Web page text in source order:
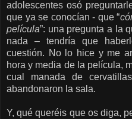
adolescentes osó
que ya se conocían - que “
película”: una pregunta a la
nada – tendría que
cuestión. No lo hice y me
hora y media de la película,
cual manada de
abandonaron la sala.
Y, qué queréis que os diga,